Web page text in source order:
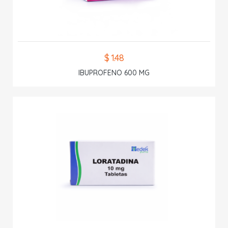
$ 1.48
IBUPROFENO 600 MG